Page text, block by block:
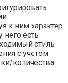
к ним характер
есть
стиль
с учетом
количества